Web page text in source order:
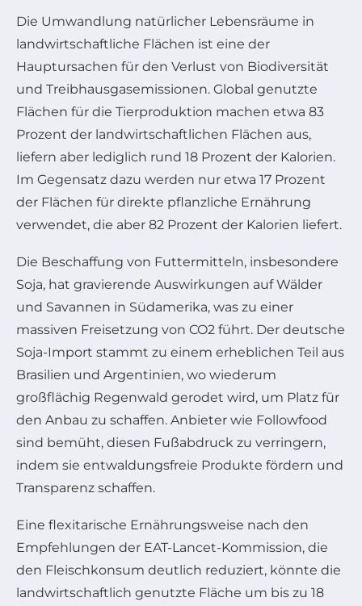
Die Umwandlung natürlicher Lebensräume in
landwirtschaftliche Flächen ist eine der
Hauptursachen für den Verlust von Biodiversität
und Treibhausgasemissionen. Global genutzte
Flächen für die Tierproduktion machen etwa 83
Prozent der landwirtschaftlichen Flächen aus,
liefern aber lediglich rund 18 Prozent der Kalorien.
Im Gegensatz dazu werden nur etwa 17 Prozent
der Flächen für direkte pflanzliche Ernährung
verwendet, die aber 82 Prozent der Kalorien liefert.
Die Beschaffung von Futtermitteln, insbesondere
Soja, hat gravierende Auswirkungen auf Wälder
und Savannen in Südamerika, was zu einer
massiven Freisetzung von CO2 führt. Der deutsche
Soja-Import stammt zu einem erheblichen Teil aus
Brasilien und Argentinien, wo wiederum
großflächig Regenwald gerodet wird, um Platz für
den Anbau zu schaffen. Anbieter wie Followfood
sind bemüht, diesen Fußabdruck zu verringern,
indem sie entwaldungsfreie Produkte fördern und
Transparenz schaffen.
Eine flexitarische Ernährungsweise nach den
Empfehlungen der EAT-Lancet-Kommission, die
den Fleischkonsum deutlich reduziert, könnte die
landwirtschaftlich genutzte Fläche um bis zu 18